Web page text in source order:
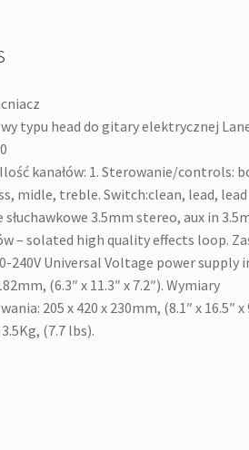
typu head do gitary elektrycznej
kanałów: 1. Sterowanie/controls:
midle, treble. Switch:clean, lead,
słuchawkowe 3.5mm stereo, aux in
– solated high quality effects loop.
240V Universal Voltage power supply
(6.3″ x 11.3″ x 7.2″). Wymiary
205 x 420 x 230mm, (8.1″ x 16.5″ x
(7.7 lbs).